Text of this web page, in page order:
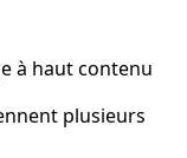
à haut contenu
plusieurs